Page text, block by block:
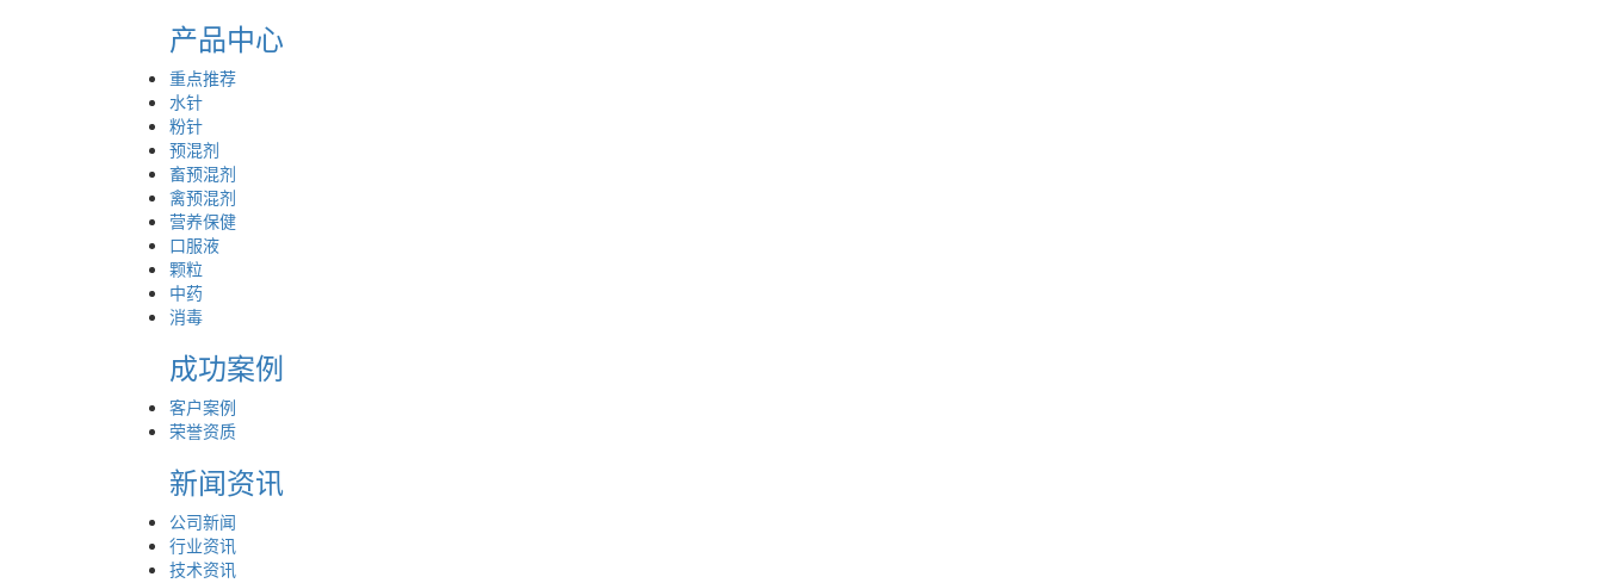
产品中心
重点推荐
水针
粉针
预混剂
畜预混剂
禽预混剂
营养保健
口服液
颗粒
中药
消毒
成功案例
客户案例
荣誉资质
新闻资讯
公司新闻
行业资讯
技术资讯